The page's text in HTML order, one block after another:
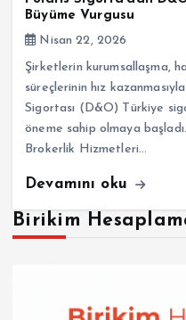
Büyüme Vurgusu
Nisan 22, 2026
Şirketlerin kurumsallaşma,
süreçlerinin hız
Sigortası (D&O) Türkiye
öneme sahip olmaya
Brokerlik Hizmetleri…
Devamını oku
Birikim